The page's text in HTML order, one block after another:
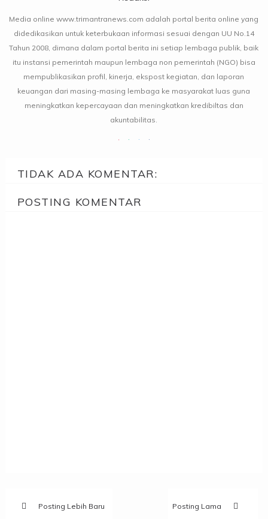
Media online www.trimantranews.com adalah portal berita online yang
didedikasikan untuk keterbukaan informasi sesuai dengan UU No.14
Tahun 2008, dimana dalam portal berita ini setiap lembaga publik, baik
itu instansi pemerintah maupun lembaga non pemerintah (NGO) bisa
mempublikasikan profil, kinerja, ekspost kegiatan, dan laporan
keuangan dari masing-masing lembaga ke masyarakat luas guna
meningkatkan kepercayaan dan meningkatkan kredibiltas dan
akuntabilitas.
TIDAK ADA KOMENTAR:
POSTING KOMENTAR
Posting Lebih Baru Posting Lama